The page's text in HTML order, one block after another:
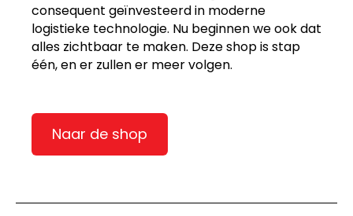
consequent geïnvesteerd in moderne
logistieke technologie. Nu beginnen we ook dat
alles zichtbaar te maken. Deze shop is stap
één, en er zullen er meer volgen.
Naar de shop